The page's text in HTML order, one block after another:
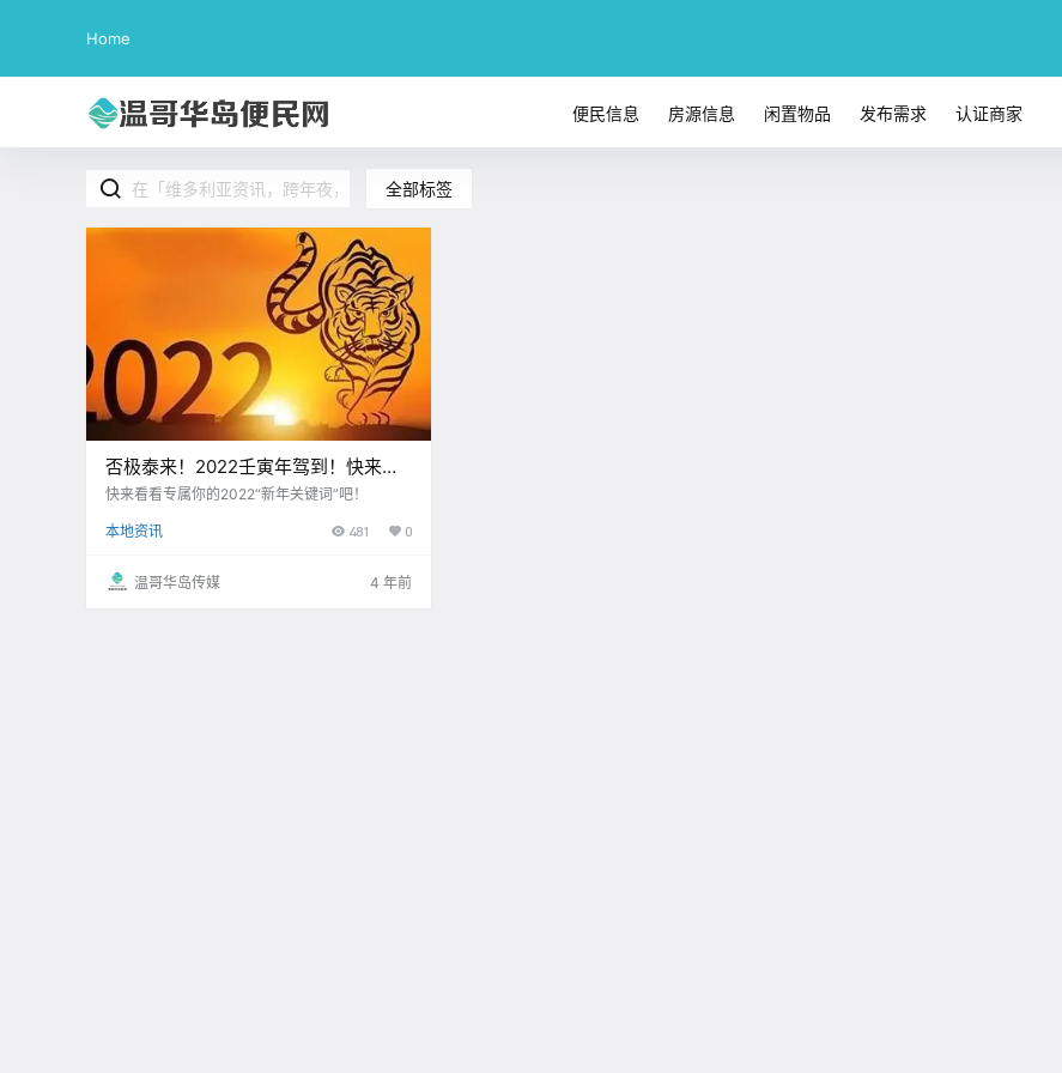
Home
便民信息 房源信息 闲置物品 发布需求 认证商家
全部标签
否极泰来！2022壬寅年驾到！快来看
看专属你的“新年关键词”吧？！
快来看看专属你的2022“新年关键词”吧！
本地资讯 481 0
温哥华岛传媒 4 年前